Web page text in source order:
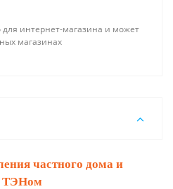
для интернет-магазина и может
магазинах
частного дома и
ТЭНом